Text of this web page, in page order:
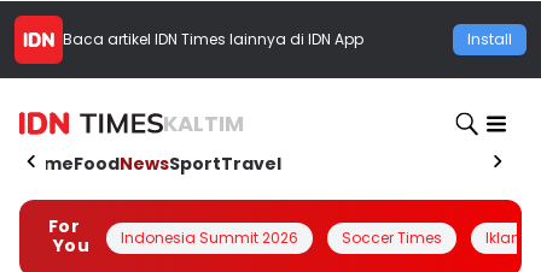
Baca artikel IDN Times lainnya di IDN App Install
KALTIM
HomeFoodNewsSportTravel
For
You
Indonesia Summit 2026 Soccer Times Iklanin